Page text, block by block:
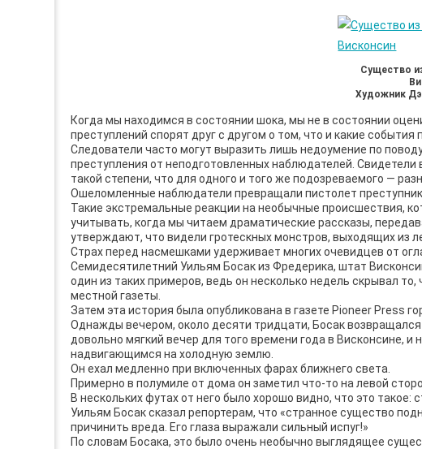
Существо
Художник
Когда мы находимся в состоянии шока, мы не в состоянии
преступлений спорят друг с другом о том, что и какие события
Следователи часто могут выразить лишь недоумение по
преступления от неподготовленных наблюдателей.
такой степени, что для одного и того же подозреваемого —
Ошеломленные наблюдатели превращали пистолет
Такие экстремальные реакции на необычные происшествия,
учитывать, когда мы читаем драматические рассказы,
утверждают, что видели гротескных монстров, выходящих из
Страх перед насмешками удерживает многих очевидцев от
Семидесятилетний Уильям Босак из Фредерика, штат
один из таких примеров, ведь он несколько недель скрывал
местной газеты.
Затем эта история была опубликована в газете Pioneer Press
Однажды вечером, около десяти тридцати, Босак
довольно мягкий вечер для того времени года в Висконсине,
надвигающимся на холодную землю.
Он ехал медленно при включенных фарах ближнего света.
Примерно в полумиле от дома он заметил что-то на левой
В нескольких футах от него было хорошо видно, что это
Уильям Босак сказал репортерам, что «странное существо
причинить вреда. Его глаза выражали сильный испуг!»
По словам Босака, это было очень необычно выглядящее